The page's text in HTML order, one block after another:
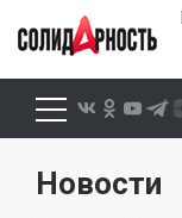
Новости